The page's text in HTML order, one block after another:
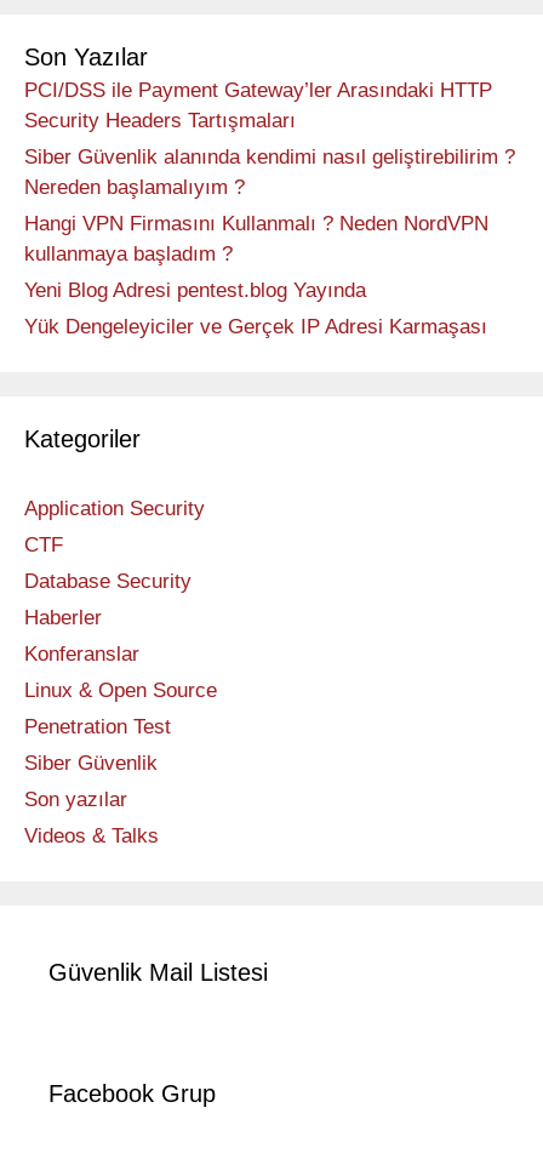
Son Yazılar
PCI/DSS ile Payment Gateway’ler Arasındaki HTTP
Security Headers Tartışmaları
Siber Güvenlik alanında kendimi nasıl geliştirebilirim ?
Nereden başlamalıyım ?
Hangi VPN Firmasını Kullanmalı ? Neden NordVPN
kullanmaya başladım ?
Yeni Blog Adresi pentest.blog Yayında
Yük Dengeleyiciler ve Gerçek IP Adresi Karmaşası
Kategoriler
Application Security
CTF
Database Security
Haberler
Konferanslar
Linux & Open Source
Penetration Test
Siber Güvenlik
Son yazılar
Videos & Talks
Güvenlik Mail Listesi
Facebook Grup